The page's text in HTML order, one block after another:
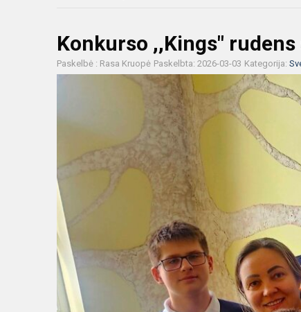
Konkurso ,,Kings"
Paskelbė : Rasa Kruopė Paskelbta: 2026-03-03 Kategorija: